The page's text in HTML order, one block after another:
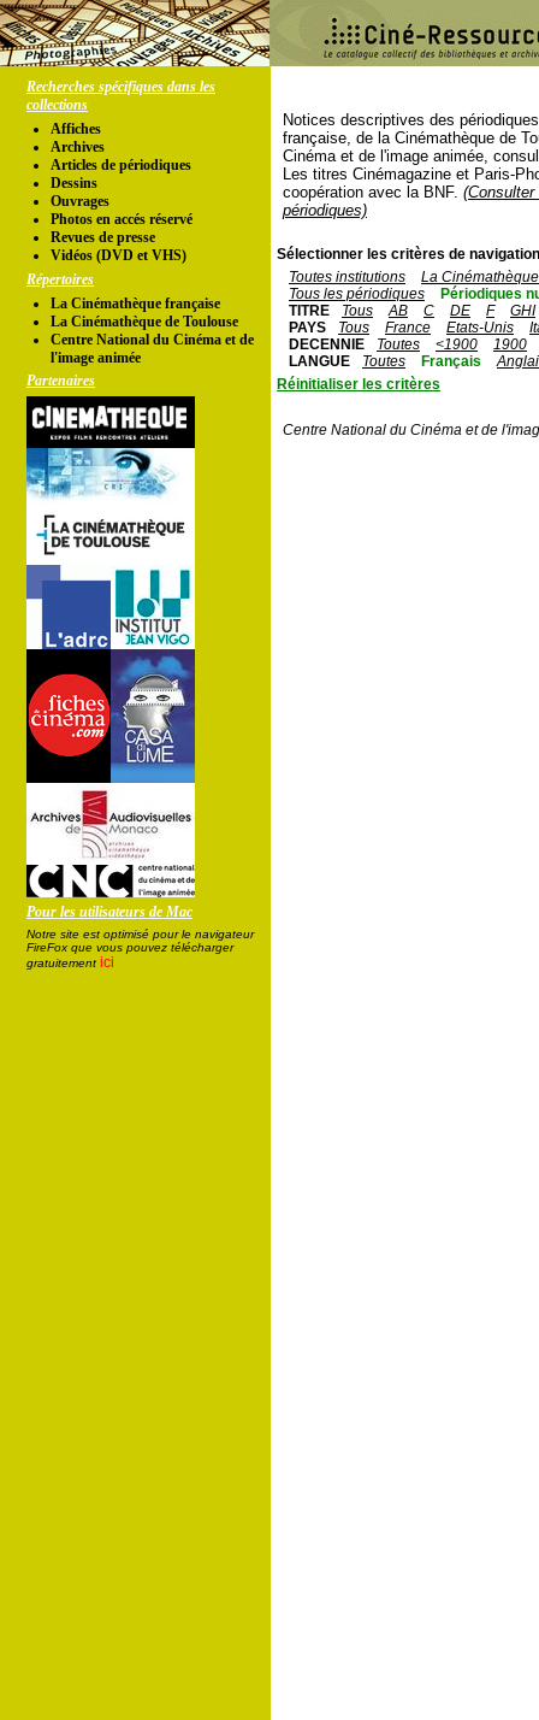
Recherches spécifiques dans les
collections
Affiches
Archives
Articles de périodiques
Dessins
Ouvrages
Photos en accés réservé
Revues de presse
Vidéos (DVD et VHS)
Répertoires
La Cinémathèque française
La Cinémathèque de Toulouse
Centre National du Cinéma et de
l'image animée
Partenaires
Pour les utilisateurs de Mac
Notre site est optimisé pour le navigateur
FireFox que vous pouvez télécharger
gratuitement ici
Notices descriptives des
française, de la Cinémathèque de
Cinéma et de l'image animée,
Les titres Cinémagazine et Paris-
coopération avec la BNF.
périodiques)
Sélectionner les critères de
Toutes institutions
La
Tous les périodiques
Périodiques
TITRE
Tous AB C DE F
GHI
PAYS
Tous France Etats-Unis
DECENNIE
Toutes <1900
1900
LANGUE
Toutes Français
Réinitialiser les critères
Centre National du Cinéma et de